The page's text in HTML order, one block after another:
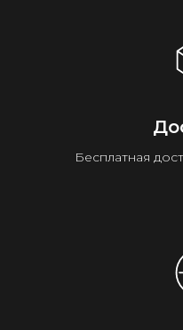
Бесплатная